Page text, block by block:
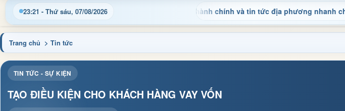
23:21 - Thứ sáu, 07/08/2026
Cập nhật thông tin điều hành, thủ tục hành chính và tin tức địa phương nhanh chóng,
Trang chủ > Tin tức
TIN TỨC - SỰ KIỆN
TẠO ĐIỀU KIỆN CHO KHÁCH HÀNG VAY VỐN